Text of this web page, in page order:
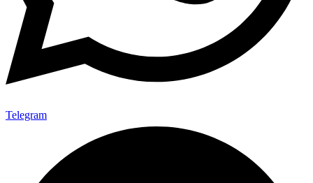
Telegram